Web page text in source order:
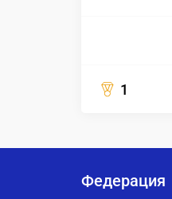
1
Федерация